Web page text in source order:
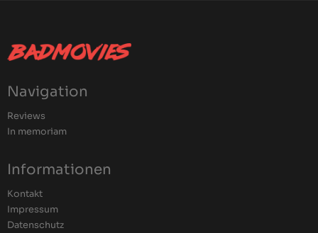
Navigation
Reviews
In memoriam
Informationen
Kontakt
Impressum
Datenschutz